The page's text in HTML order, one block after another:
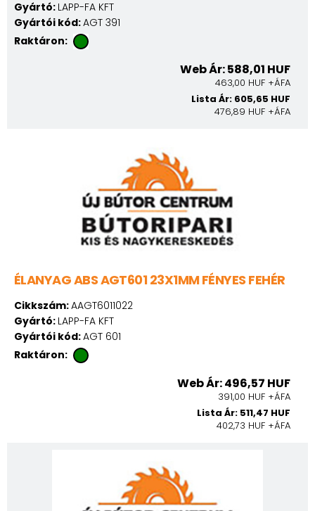
Gyártó: LAPP-FA KFT
Gyártói kód:AGT 391
Raktáron:
Web Ár: 588,01 HUF
463,00 HUF +ÁFA
Lista Ár: 605,65 HUF
476,89 HUF +ÁFA
ÉLANYAG ABS AGT601 23X1MM FÉNYES FEHÉR
Cikkszám:AAGT6011022
Gyártó: LAPP-FA KFT
Gyártói kód:AGT 601
Raktáron:
Web Ár: 496,57 HUF
391,00 HUF +ÁFA
Lista Ár: 511,47 HUF
402,73 HUF +ÁFA